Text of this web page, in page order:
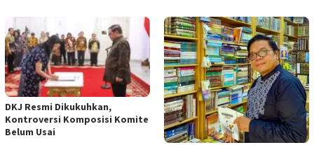
DKJ Resmi Dikukuhkan,
Kontroversi Komposisi Komite
Belum Usai